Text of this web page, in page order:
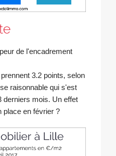
de l'encadrement
3.2 points, selon
raisonnable qui s'est
derniers mois. Un effet
place en février ?